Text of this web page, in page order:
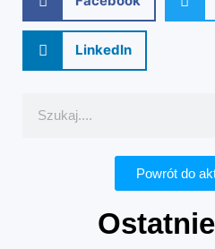
LinkedIn
Powrót do